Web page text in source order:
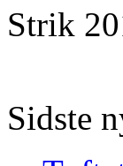
Strik
Sidste